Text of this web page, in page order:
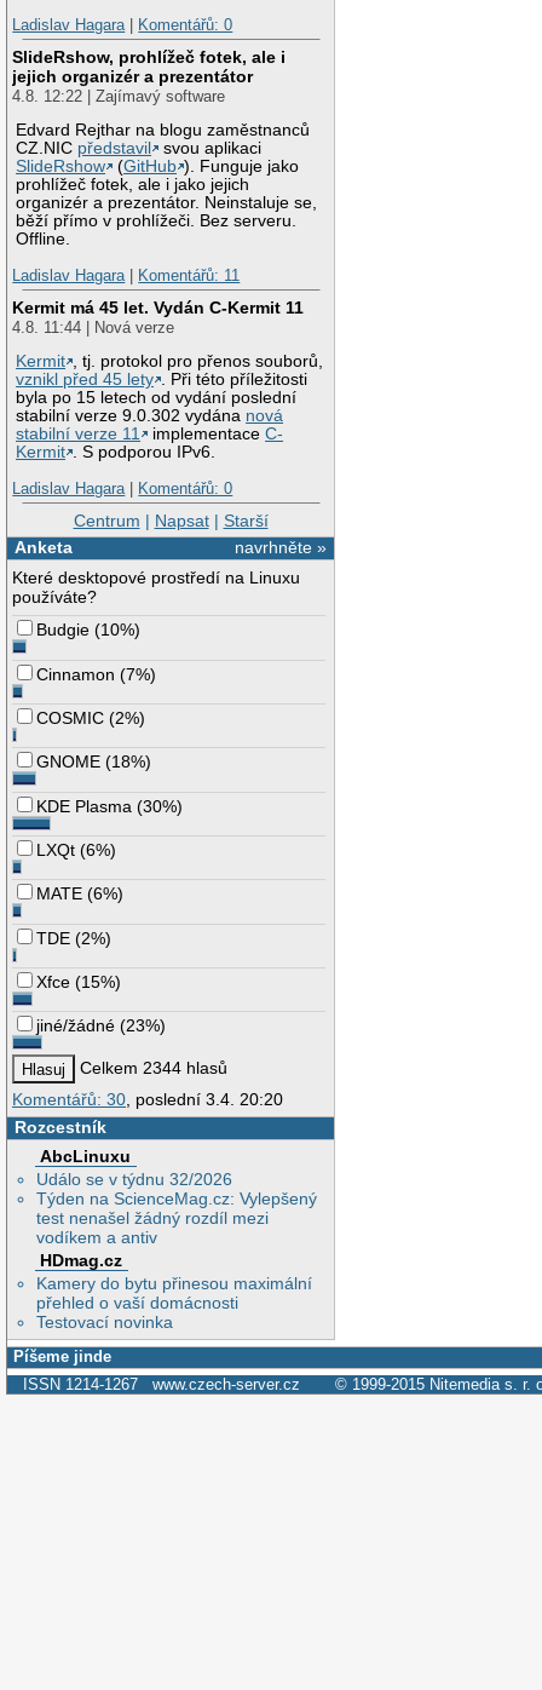
Ladislav Hagara| Komentářů: 0
SlideRshow, prohlížeč fotek, ale i
jejich organizér a prezentátor
4.8. 12:22 | Zajímavý software
Edvard Rejthar na blogu zaměstnanců
CZ.NIC představil
svou aplikaci
SlideRshow
(GitHub ). Funguje jako
prohlížeč fotek, ale i jako jejich
organizér a prezentátor. Neinstaluje se,
běží přímo v prohlížeči. Bez serveru.
Offline.
Ladislav Hagara| Komentářů: 11
Kermit má 45 let. Vydán C-Kermit 11
4.8. 11:44 | Nová verze
Kermit , tj. protokol pro přenos souborů,
vznikl před 45 lety . Při této příležitosti
byla po 15 letech od vydání poslední
stabilní verze 9.0.302 vydána nová
stabilní verze 11
implementaceC-
Kermit . S podporou IPv6.
Ladislav Hagara| Komentářů: 0
Centrum | Napsat| Starší
navrhněte »
Anketa
Které desktopové prostředí na Linuxu
používáte?
Budgie (10%)
Cinnamon (7%)
COSMIC (2%)
GNOME (18%)
KDE Plasma (30%)
LXQt (6%)
MATE (6%)
TDE (2%)
Xfce (15%)
jiné/žádné (23%)
Celkem 2344 hlasů
Komentářů: 30 , poslední 3.4. 20:20
Rozcestník
AbcLinuxu
Událo se v týdnu 32/2026
Týden na ScienceMag.cz: Vylepšený
test nenašel žádný rozdíl mezi
vodíkem a antiv
HDmag.cz
Kamery do bytu přinesou maximální
přehled o vaší domácnosti
Testovací novinka
Píšeme jinde
ISSN 1214-1267 www.czech-server.cz © 1999-2015 Nitemedia s. r.